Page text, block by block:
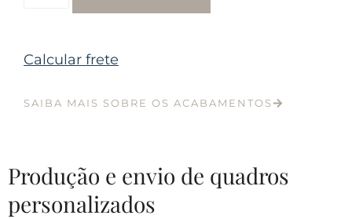
Calcular frete
SAIBA MAIS SOBRE OS ACABAMENTOS
Produção e envio de quadros
personalizados